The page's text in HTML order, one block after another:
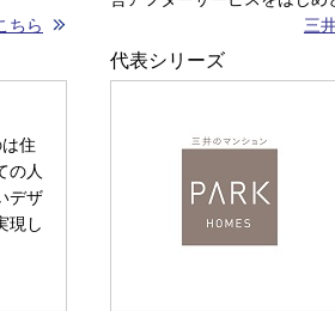
ちら
住
の人
デザ
現し
三
代表シリーズ